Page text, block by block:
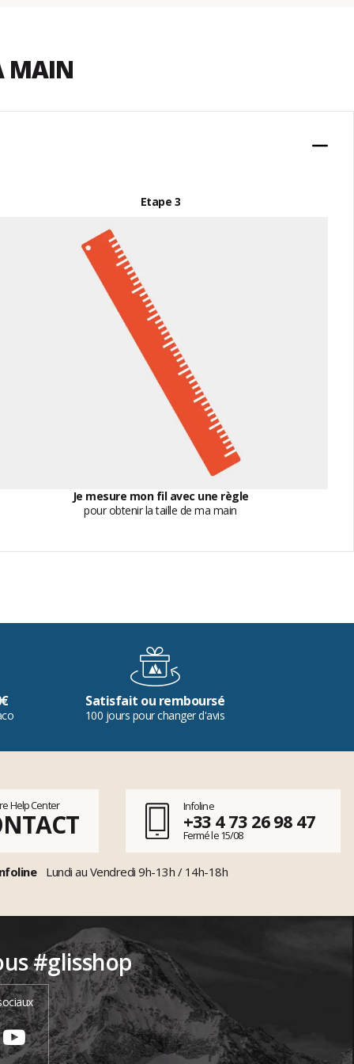
MAIN
Etape 3
Je mesure mon fil avec une règle
pour obtenir la taille de ma main
Satisfait ou remboursé
100 jours pour changer d'avis
Help Center Infoline
+33 4 73 26 98 47
Fermé le 15/08
Lundi au Vendredi 9h-13h / 14h-18h
#glisshop